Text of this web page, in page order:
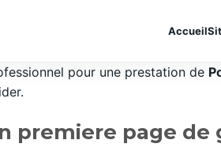
Accueil
pour une prestation de
premiere page de